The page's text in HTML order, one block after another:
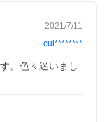
く保つことができ
す。
す。
にない場合、そち
2021/7/11
cul********
。色々迷いまし